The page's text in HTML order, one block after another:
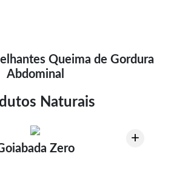
Queima de Gordura
Abdominal
Naturais
+
Zero